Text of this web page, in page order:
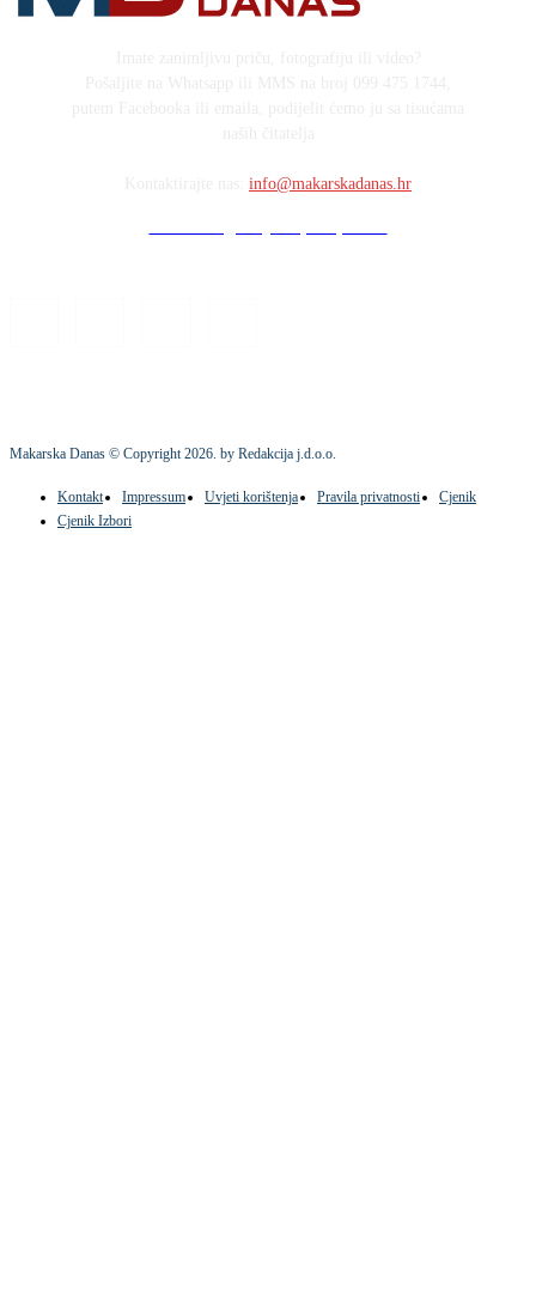
info@makarskadanas.hr
Makarska Danas © Copyright2026. by Redakcija j.d.o.o.
Kontakt Impressum Uvjeti korištenja Pravila privatnosti
Cjenik
Cjenik Izbori